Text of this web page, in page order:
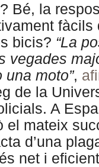
Bé, la
fàcils
bicis? “La
vegades
una moto”,
de la
A
el mateix
d’una
net i